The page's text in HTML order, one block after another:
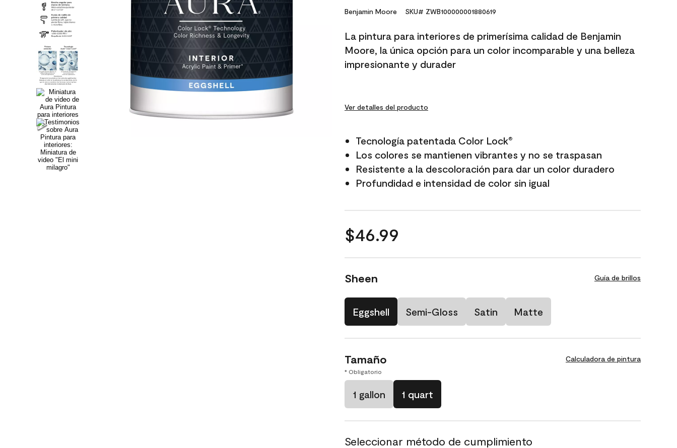
Reviews.
link.
Benjamin Moore SKU# ZWB100000001880619
La pintura para interiores de primerísima calidad de Benjamin
Moore, la única opción para un color incomparable y una belleza
impresionante y durader
Ver detalles del producto
Tecnología patentada Color Lock®
Los colores se mantienen vibrantes y no se traspasan
Resistente a la descoloración para dar un color duradero
Profundidad e intensidad de color sin igual
$46.99
Sheen Guía de brillos
Eggshell Semi-Gloss Satin Matte
Tamaño Calculadora de pintura
* Obligatorio
1 gallon 1 quart
Seleccionar método de cumplimiento